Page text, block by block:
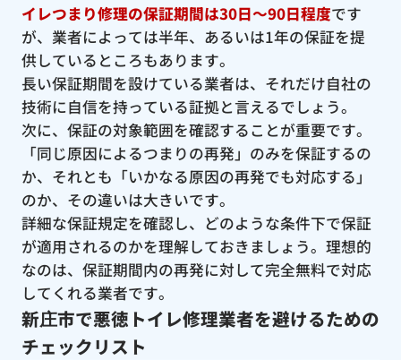
イレつまり修理の保証期間は30日〜90日程度です
が、業者によっては半年、あるいは1年の保証を提
供しているところもあります。
長い保証期間を設けている業者は、それだけ自社の
技術に自信を持っている証拠と言えるでしょう。
次に、保証の対象範囲を確認することが重要です。
「同じ原因によるつまりの再発」のみを保証するの
か、それとも「いかなる原因の再発でも対応する」
のか、その違いは大きいです。
詳細な保証規定を確認し、どのような条件下で保証
が適用されるのかを理解しておきましょう。理想的
なのは、保証期間内の再発に対して完全無料で対応
してくれる業者です。
新庄市で悪徳トイレ修理業者を避けるための
チェックリスト